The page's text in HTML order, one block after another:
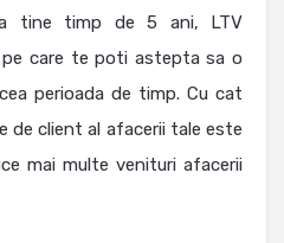
la tine timp de 5 ani, LTV
care te poti astepta sa o
perioada de timp. Cu cat
de client al afacerii tale este
mai multe venituri afacerii